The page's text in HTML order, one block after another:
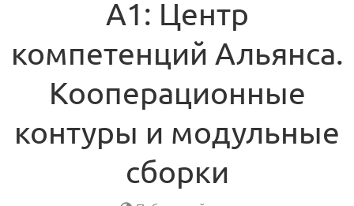
A1: Центр
компетенций Альянса.
Кооперационные
контуры и модульные
сборки